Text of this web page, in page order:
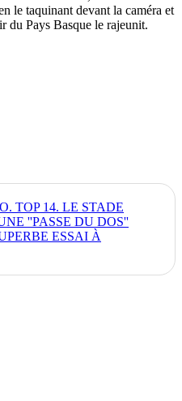
le taquinant devant la caméra et
du Pays Basque le rajeunit.
TOP 14. LE STADE
''PASSE DU DOS''
ESSAI À